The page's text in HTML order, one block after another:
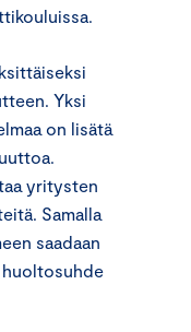
Yksi
on lisätä
yritysten
Samalla
saadaan
huoltosuhde